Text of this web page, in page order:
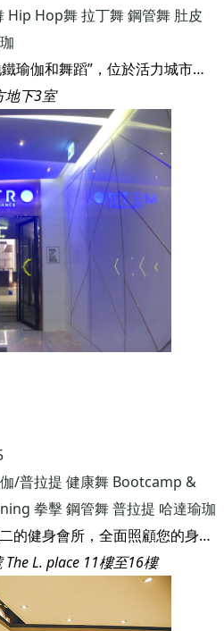
Hip Hop舞拉丁舞鋼管舞 肚皮
FAC最新的合作項目“FAC地鐵瑜伽和舞蹈”，位於活力城市元朗的高端瑜伽和舞蹈中心，為社區帶來創新和高品質的瑜伽和舞蹈都市生活方式。
地下3室
/普拉提 健康舞 Bootcamp &
拳擊鋼管舞普拉提 哈達瑜珈
Goji Studios是一間獨一無二的健身會所，全面照顧您的身心靈健康。我們深信， 只要您了解身體如何運作，再配合適當的飲食和運動來滋養身體，您將從內到外看到成果。 我們相信，即使生活在繁華的香港，只要您願意，您也可以活得健康
L. place 11樓至16樓